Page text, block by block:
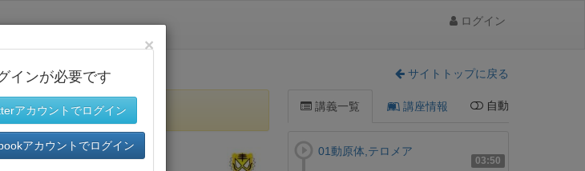
ログイン
サイトトップに戻る
ます。 講義一覧 講座情報 自動
03:50
01動原体,テロメア
×
インが必要です
アカウントでログイン
アカウントでログイン